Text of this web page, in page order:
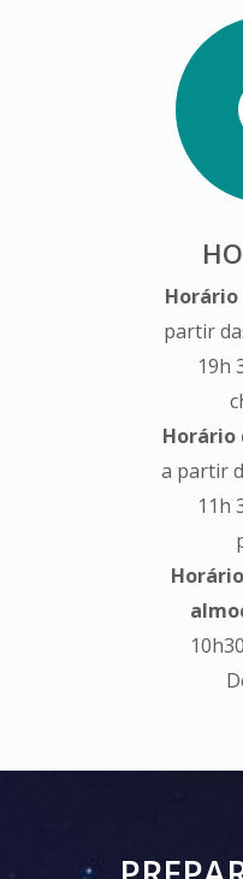
Horário
partir
19h
Horário
a partir
11h